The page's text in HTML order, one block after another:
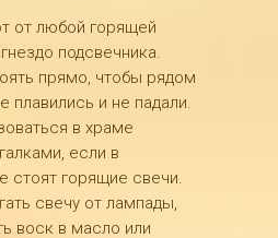
от любой горящей
подсвечника.
прямо, чтобы рядом
плавились и не падали.
в храме
если в
стоят горящие свечи.
свечу от лампады,
воск в масло или